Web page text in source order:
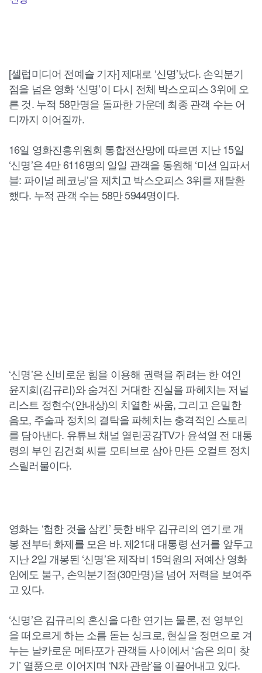
[셀럽미디어 전예슬 기자] 제대로 ‘신명’났다. 손익분기
점을 넘은 영화 ‘신명’이 다시 전체 박스오피스 3위에 오
른 것. 누적 58만명을 돌파한 가운데 최종 관객 수는 어
디까지 이어질까.
16일 영화진흥위원회 통합전산망에 따르면 지난 15일
‘신명’은 4만 6116명의 일일 관객을 동원해 ‘미션 임파서
블: 파이널 레코닝’을 제치고 박스오피스 3위를 재탈환
했다. 누적 관객 수는 58만 5944명이다.
‘신명’은 신비로운 힘을 이용해 권력을 쥐려는 한 여인
윤지희(김규리)와 숨겨진 거대한 진실을 파헤치는 저널
리스트 정현수(안내상)의 치열한 싸움, 그리고 은밀한
음모, 주술과 정치의 결탁을 파헤치는 충격적인 스토리
를 담아낸다. 유튜브 채널 열린공감TV가 윤석열 전 대통
령의 부인 김건희 씨를 모티브로 삼아 만든 오컬트 정치
스릴러물이다.
영화는 ‘험한 것을 삼킨’ 듯한 배우 김규리의 연기로 개
봉 전부터 화제를 모은 바. 제21대 대통령 선거를 앞두고
지난 2일 개봉된 ‘신명’은 제작비 15억원의 저예산 영화
임에도 불구, 손익분기점(30만명)을 넘어 저력을 보여주
고 있다.
‘신명’은 김규리의 혼신을 다한 연기는 물론, 전 영부인
을 떠오르게 하는 소름 돋는 싱크로, 현실을 정면으로 겨
누는 날카로운 메타포가 관객들 사이에서 ‘숨은 의미 찾
기’ 열풍으로 이어지며 ‘N차 관람’을 이끌어내고 있다.